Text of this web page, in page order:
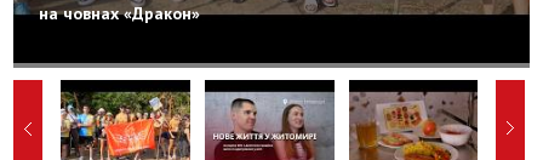
на човнах «Дракон»